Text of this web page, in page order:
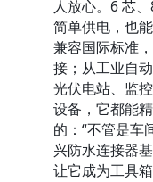
人放心。6 芯
简单供电，也
兼容国际标准
接；从工业自
光伏电站、监
设备，它都能
的：“不管是车
兴防水连接器
让它成为工具箱